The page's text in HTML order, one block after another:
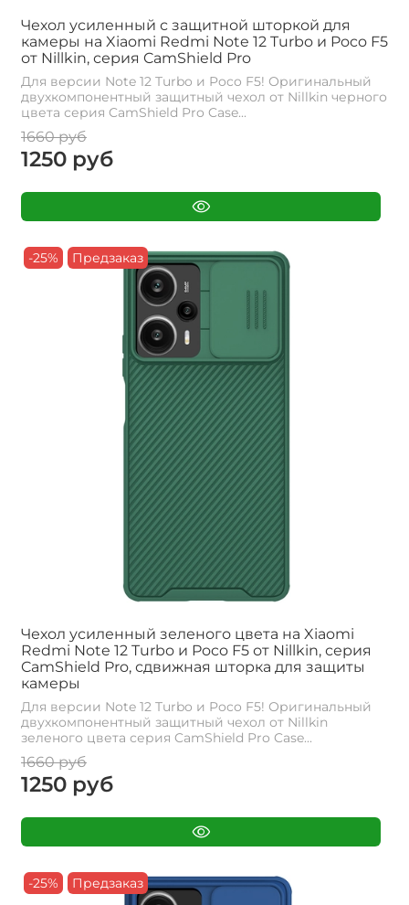
Чехол усиленный с защитной шторкой для
камеры на Xiaomi Redmi Note 12 Turbo и Poco F5
от Nillkin, серия CamShield Pro
Для версии Note 12 Turbo и Poco F5! Оригинальный
двухкомпонентный защитный чехол от Nillkin черного
цвета серия CamShield Pro Case...
1660 руб
1250 руб
-25% Предзаказ
Чехол усиленный зеленого цвета на Xiaomi
Redmi Note 12 Turbo и Poco F5 от Nillkin, серия
CamShield Pro, сдвижная шторка для защиты
камеры
Для версии Note 12 Turbo и Poco F5! Оригинальный
двухкомпонентный защитный чехол от Nillkin
зеленого цвета серия CamShield Pro Case...
1660 руб
1250 руб
-25% Предзаказ